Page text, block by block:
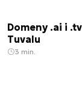
Domeny .ai i
Tuvalu
3 min.